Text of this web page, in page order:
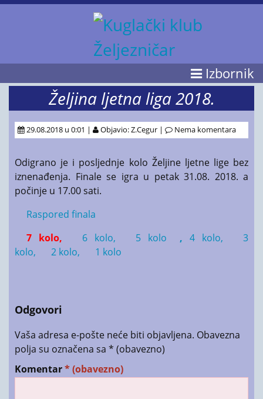
Izbornik
Željina ljetna liga 2018.
29.08.2018 u 0:01 | Objavio: Z.Cegur | Nema komentara
Odigrano je i posljednje kolo Željine ljetne lige bez
iznenađenja. Finale se igra u petak 31.08. 2018. a
počinje u 17.00 sati.
Raspored finala
7 kolo,
6 kolo, 5 kolo , 4 kolo,
3
kolo,
2 kolo, 1 kolo
Odgovori
Vaša adresa e-pošte neće biti objavljena. Obavezna
polja su označena sa * (obavezno)
Komentar* (obavezno)